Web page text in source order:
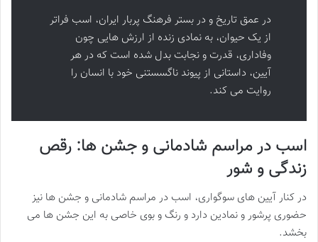
در عمق تاریخ و در بستر فرهنگ پربار ایران، اسب فراتر
از یک حیوان، به نمادی زنده از ارزش هایی چون
وفاداری، قدرت و نجابت بدل شده است که در هر
آیین، داستانی از پیوند ناگسستنی خود با انسان را
روایت می کند.
اسب در مراسم شادمانی و جشن ها: رقص
زندگی و شور
در کنار آیین های سوگواری، اسب در مراسم شادمانی و جشن ها نیز
حضوری پرشور و نمادین دارد و رنگ و بوی خاصی به این جشن ها می
بخشد.